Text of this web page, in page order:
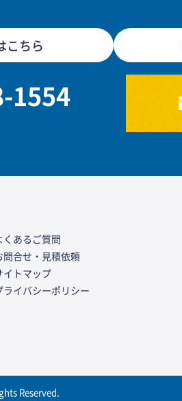
こちら
1554
くあるご質問
問合せ・見積依頼
イトマップ
ライバシーポリシー
Reserved.